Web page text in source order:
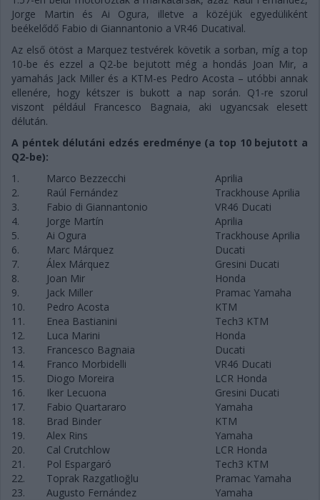
Jorge Martin és Ai Ogura, illetve a közéjük egyedüliként
beékelődő Fabio di Giannantonio a VR46 Ducatival.
Az első ötöst a Marquez testvérek követik a sorban, míg a top
10-be és ezzel a Q2-be bejutott még a hondás Joan Mir, a
yamahás Jack Miller és a KTM-es Pedro Acosta – utóbbi annak
ellenére, hogy kétszer is bukott a nap során. Q1-re szorul
viszont például Francesco Bagnaia, aki ugyancsak elesett
délután.
A péntek délutáni edzés eredménye (a top 10 bejutott a
Q2-be):
1.
Marco Bezzecchi
Aprilia
2.
Raúl Fernández
Trackhouse Aprilia
3.
Fabio di Giannantonio
VR46 Ducati
4.
Jorge Martín
Aprilia
5.
Ai Ogura
Trackhouse Aprilia
6.
Marc Márquez
Ducati
7.
Álex Márquez
Gresini Ducati
8.
Joan Mir
Honda
9.
Jack Miller
Pramac Yamaha
10.
Pedro Acosta
KTM
11.
Enea Bastianini
Tech3 KTM
12.
Luca Marini
Honda
13.
Francesco Bagnaia
Ducati
14.
Franco Morbidelli
VR46 Ducati
15.
Diogo Moreira
LCR Honda
16.
Iker Lecuona
Gresini Ducati
17.
Fabio Quartararo
Yamaha
18.
Brad Binder
KTM
19.
Alex Rins
Yamaha
20.
Cal Crutchlow
LCR Honda
21.
Pol Espargaró
Tech3 KTM
22.
Toprak Razgatlıoğlu
Pramac Yamaha
23.
Augusto Fernández Yamaha